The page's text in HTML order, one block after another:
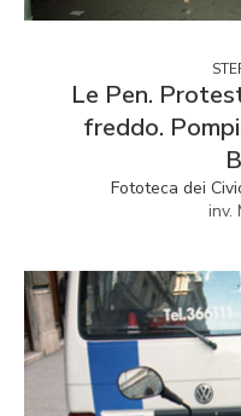
Le Pen.
freddo.
Fototeca dei
inv.